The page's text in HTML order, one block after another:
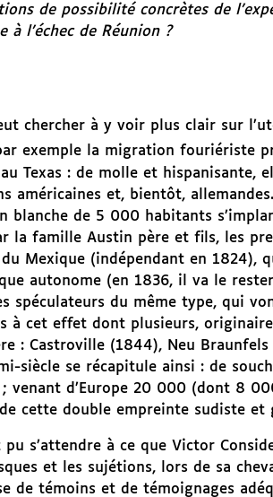
de possibilité concrètes de
l’échec de Réunion ?
chercher à y voir plus clair sur
exemple la migration fouriériste
Texas : de molle et hispanisante,
américaines et, bientôt,
blanche de 5 000 habitants
la famille Austin père et fils, les
Mexique (indépendant en 1824),
autonome (en 1836, il va le
spéculateurs du même type, qui
à cet effet dont plusieurs,
: Castroville (1844), Neu
siècle se récapitule ainsi : de
venant d’Europe 20 000 (dont 8
cette double empreinte sudiste et
s’attendre à ce que Victor
et les sujétions, lors de sa
de témoins et de témoignages